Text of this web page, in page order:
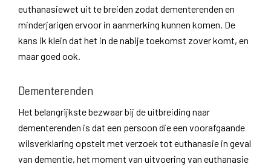
euthanasiewet uit te breiden zodat dementerenden en
minderjarigen ervoor in aanmerking kunnen komen. De
kans ik klein dat het in de nabije toekomst zover komt, en
maar goed ook.
Dementerenden
Het belangrijkste bezwaar bij de uitbreiding naar
dementerenden is dat een persoon die een voorafgaande
wilsverklaring opstelt met verzoek tot euthanasie in geval
van dementie, het moment van uitvoering van euthanasie